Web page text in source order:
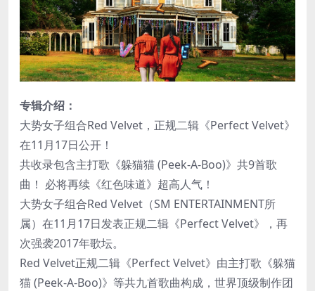
专辑介绍：
大势女子组合Red Velvet，正规二辑《Perfect Velvet》
在11月17日公开！
共收录包含主打歌《躲猫猫 (Peek-A-Boo)》共9首歌
曲！ 必将再续《红色味道》超高人气！
大势女子组合Red Velvet（SM ENTERTAINMENT所
属）在11月17日发表正规二辑《Perfect Velvet》，再
次强袭2017年歌坛。
Red Velvet正规二辑《Perfect Velvet》由主打歌《躲猫
猫 (Peek-A-Boo)》等共九首歌曲构成，世界顶级制作团